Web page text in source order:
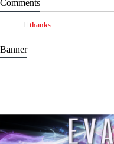
Comments
thanks
Banner